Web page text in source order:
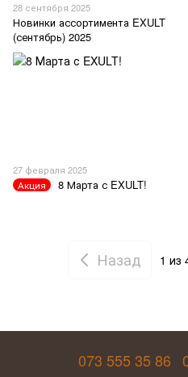
28 сентября 2025
Новинки ассортимента EXULT
(сентябрь) 2025
27 февраля 2025
Акция
8 Марта с EXULT!
Назад 1 из
073 555 35 86